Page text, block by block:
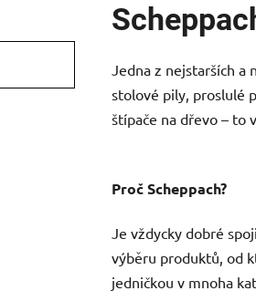
Jedna z nejstarších a
stolové pily, proslulé
štípače na dřevo – to
Proč Scheppach?
Je vždycky dobré
výběru produktů, od
jedničkou v mnoha